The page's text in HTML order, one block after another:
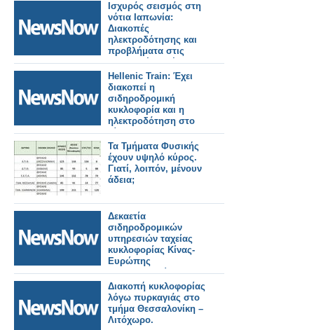
Ισχυρός σεισμός στη
νότια Ιαπωνία:
Διακοπές
ηλεκτροδότησης και
προβλήματα στις
μεταφορές. Τρένο
εκτροχιάστηκε.
Hellenic Train: Έχει
διακοπεί η
σιδηροδρομική
κυκλοφορία και η
ηλεκτροδότηση στο
δίκτυο του
Προαστιακού
Σιδηροδρόμου
Αθηνών.
Τα Τμήματα Φυσικής
έχουν υψηλό κύρος.
Γιατί, λοιπόν, μένουν
άδεια;
Δεκαετία
σιδηροδρομικών
υπηρεσιών ταχείας
κυκλοφορίας Κίνας-
Ευρώπης
αναδιαμορφώνουν
την ευρασιατική
συνδεσιμότητα
Ξινχουά.
Διακοπή κυκλοφορίας
λόγω πυρκαγιάς στο
τμήμα Θεσσαλονίκη –
Λιτόχωρο.